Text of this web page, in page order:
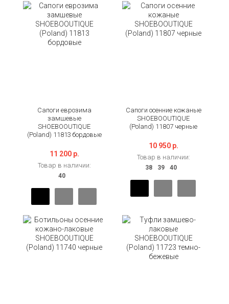
Сапоги еврозима
замшевые
SHOEBOOUTIQUE
(Poland) 11813 бордовые
11 200 р.
Товар в наличии:
Сапоги осенние кожаные
SHOEBOOUTIQUE
(Poland) 11807 черные
10 950 р.
Товар в наличии: